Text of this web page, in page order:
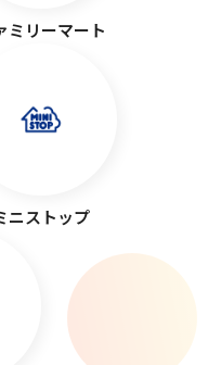
ミリーマート
ニストップ